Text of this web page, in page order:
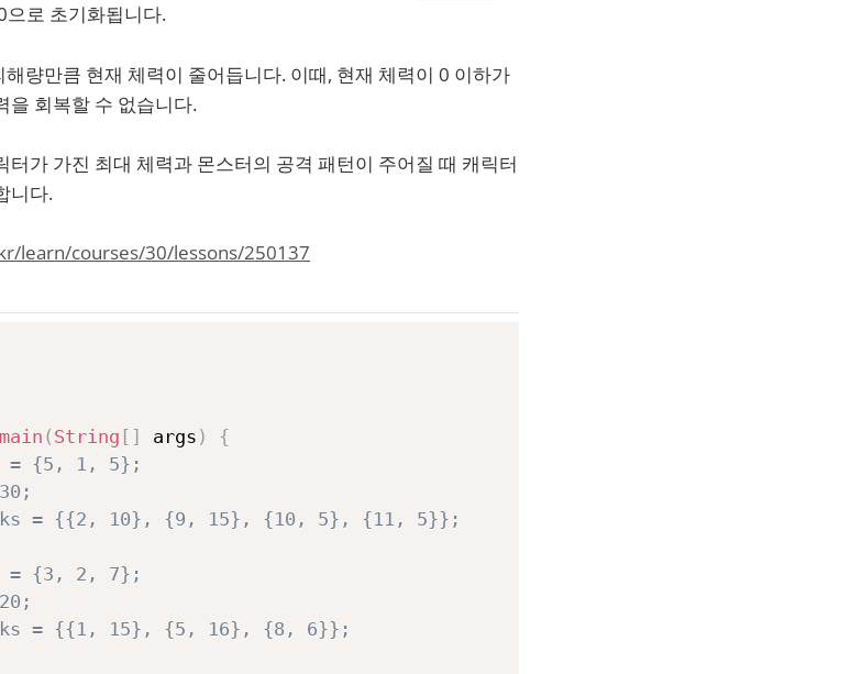
으로 초기화됩니다.
량만큼 현재 체력이 줄어듭니다. 이때, 현재 체력이 0 이하가
을 회복할 수 없습니다.
터가 가진 최대 체력과 몬스터의 공격 패턴이 주어질 때 캐릭터
니다.
learn/courses/30/lessons/250137
main ( String [ ] args )
{
{5, 1, 5};
{{2, 10}, {9, 15}, {10, 5}, {11, 5}};
{3, 2, 7};
= {{1, 15}, {5, 16}, {8, 6}};